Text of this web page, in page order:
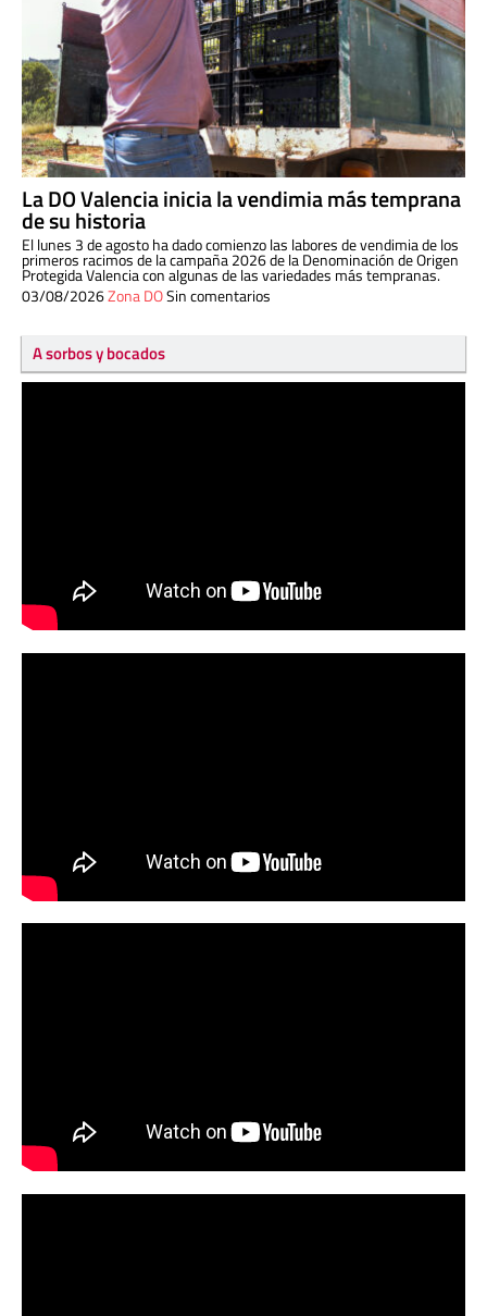
La DO Valencia inicia la vendimia más temprana
de su historia
El lunes 3 de agosto ha dado comienzo las labores de vendimia de los
primeros racimos de la campaña 2026 de la Denominación de Origen
Protegida Valencia con algunas de las variedades más tempranas.
03/08/2026Zona DOSin comentarios
A sorbos y bocados